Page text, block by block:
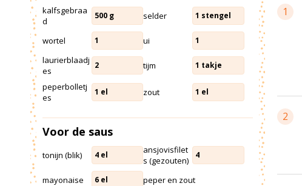
1
2
kalfsgebraa
d
500 g selder 1 stengel
wortel 1 ui 1
laurierblaadj
es
2 tijm 1 takje
peperbolletj
es
1 el zout 1 el
Voor de saus
tonijn (blik) 4 el
ansjovisfilet
s (gezouten)
4
mayonaise 6 el peper en zout